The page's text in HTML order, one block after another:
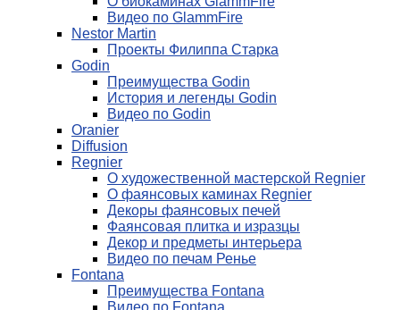
Видео по GlammFire
Nestor Martin
Проекты Филиппа Старка
Godin
Преимущества Godin
История и легенды Godin
Видео по Godin
Oranier
Diffusion
Regnier
О художественной мастерской Regnier
О фаянсовых каминах Regnier
Декоры фаянсовых печей
Фаянсовая плитка и изразцы
Декор и предметы интерьера
Видео по печам Ренье
Fontana
Преимущества Fontana
Видео по Fontana